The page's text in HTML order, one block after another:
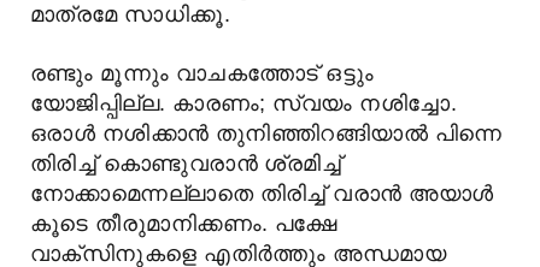
മാത്രമേ സാധിക്കൂ.
രണ്ടും മൂന്നും വാചകത്തോട് ഒട്ടും
യോജിപ്പില്ല. കാരണം; സ്വയം നശിച്ചോ.
ഒരാൾ നശിക്കാൻ തുനിഞ്ഞിറങ്ങിയാൽ പിന്നെ
തിരിച്ച് കൊണ്ടുവരാൻ ശ്രമിച്ച്
നോക്കാമെന്നല്ലാതെ തിരിച്ച് വരാൻ അയാൾ
കൂടെ തീരുമാനിക്കണം. പക്ഷേ
വാക്സിനുകളെ എതിർത്തും അന്ധമായ